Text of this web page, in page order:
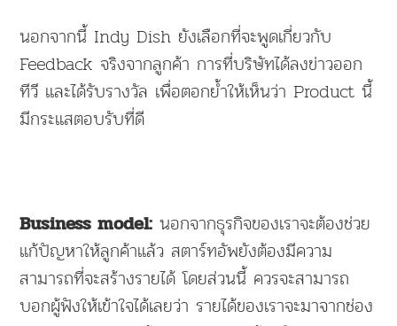
นอกจากนี้ Indy Dish ยังเลือกที่จะพูดเกี่ยวกับ
Feedback จริงจากลูกค้า การที่บริษัทได้ลงข่าวออก
ทีวี และได้รับรางวัล เพื่อตอกย้ำให้เห็นว่า Product นี้
มีกระแสตอบรับที่ดี
Business model: นอกจากธุรกิจของเราจะต้องช่วย
แก้ปัญหาให้ลูกค้าแล้ว สตาร์ทอัพยังต้องมีความ
สามารถที่จะสร้างรายได้ โดยส่วนนี้ ควรจะสามารถ
บอกผู้ฟังให้เข้าใจได้เลยว่า รายได้ของเราจะมาจากช่อง